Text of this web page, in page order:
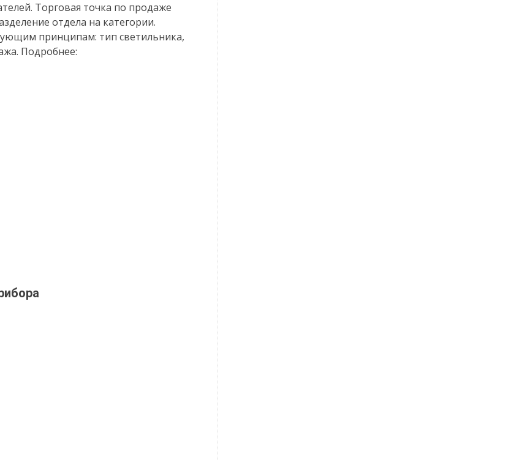
Торговая точка по продаже
отдела на категории.
принципам: тип светильника,
Подробнее: